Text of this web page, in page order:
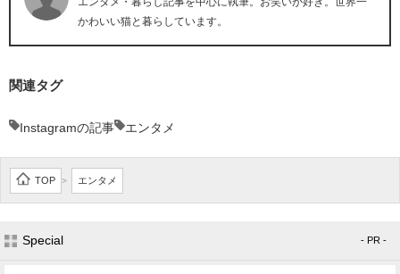
かわいい猫と暮らしています。
関連タグ
Instagramの記事 エンタメ
TOP > エンタメ
Special - PR -